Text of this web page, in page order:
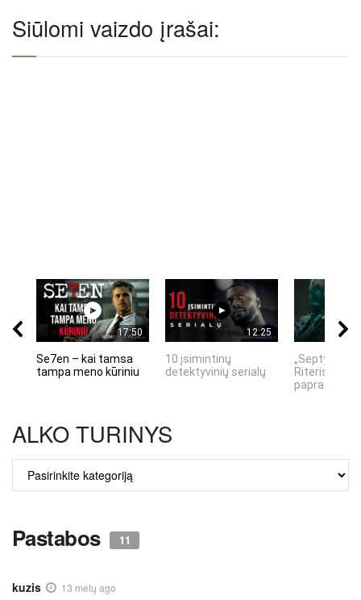
Siūlomi vaizdo įrašai:
17:50
Se7en – kai tamsa
tampa meno kūriniu
12:25
10 įsimintinų
detektyvinių serialų
„Septynių
Riteris" – kai
ALKO TURINYS
ALKO
TURINYS
Pastabos 11
kuzis 13 metų ago